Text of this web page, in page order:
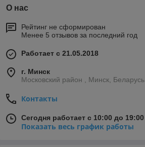
О нас
Рейтинг не сформирован
Менее 5 отзывов за последний год
Работает с 21.05.2018
г. Минск
Московский район , Минск, Беларусь
Контакты
Сегодня работает с 10:00 до 19:00
Показать весь график работы